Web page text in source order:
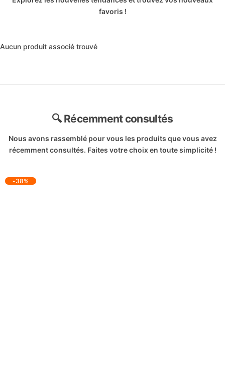
favoris !
Aucun produit associé trouvé
🔍 Récemment consultés
Nous avons rassemblé pour vous les produits que vous avez
récemment consultés. Faites votre choix en toute simplicité !
-38%